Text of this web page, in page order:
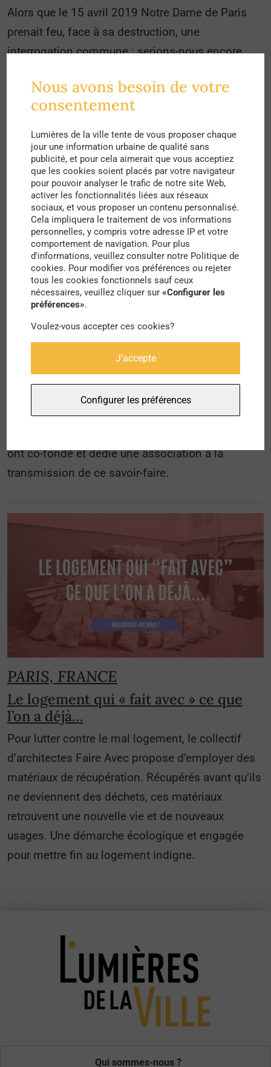
Alors que le 15 avril 2019 Notre Dame de Paris
prenait feu, face à sa destruction, une
interrogation commune : serions-nous encore
pouvons-nous toujours créer des édifices d’une
telle beauté ?
BOROMO, BURKINA FASO
Voûte nubienne : une architecture
ancestrale remise au goût du jour
En Afrique de l’Ouest, et particulièrement au
Burkina Faso, deux maçons, le burkinabé Séri
Youlou et le français Thomas Granier, ont réactivé
ont co-fondé et dédié une association à la
transmission de ce savoir-faire.
PARIS, FRANCE
Le logement qui « fait avec » ce que
l’on a déjà…
Pour lutter contre le mal logement, le collectif
d’architectes Faire Avec propose d’employer des
matériaux de récupération. Récupérés avant qu’ils
ne deviennent des déchets, ces matériaux
retrouvent une nouvelle vie et de nouveaux
usages. Une démarche écologique et engagée
pour mettre fin au logement indigne.
Qui sommes-nous ?
Nous avons besoin de votre
consentement
Lumières de la ville tente de vous proposer chaque
jour une information urbaine de qualité sans
publicité, et pour cela aimerait que vous acceptiez
que les cookies soient placés par votre navigateur
pour pouvoir analyser le trafic de notre site Web,
activer les fonctionnalités liées aux réseaux
sociaux, et vous proposer un contenu personnalisé.
Cela impliquera le traitement de vos informations
personnelles, y compris votre adresse IP et votre
comportement de navigation. Pour plus
d'informations, veuillez consulter notre Politique de
cookies. Pour modifier vos préférences ou rejeter
tous les cookies fonctionnels sauf ceux
nécessaires, veuillez cliquer sur«Configurer les
préférences».
Voulez-vous accepter ces cookies?
J'accepte
Configurer les préférences